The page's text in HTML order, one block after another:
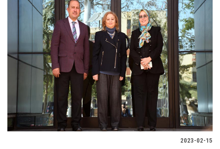
2023-02-15